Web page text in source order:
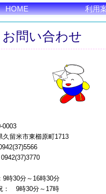
HOME 利用
お問い合わせ
0003
久留米市東櫛原町1713
9時30分～16時30分
： 9時30分～17時